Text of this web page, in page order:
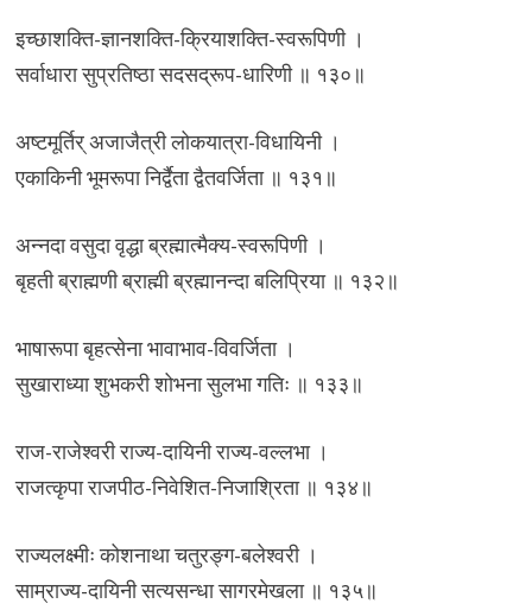
इच्छाशक्ति-ज्ञानशक्ति-क्रियाशक्ति-स्वरूपिणी ।
सर्वाधारा सुप्रतिष्ठा सदसद्रूप-धारिणी ॥ १३०॥
अष्टमूर्तिर् अजाजैत्री लोकयात्रा-विधायिनी ।
एकाकिनी भूमरूपा निर्द्वैता द्वैतवर्जिता ॥ १३१॥
अन्नदा वसुदा वृद्धा ब्रह्मात्मैक्य-स्वरूपिणी ।
बृहती ब्राह्मणी ब्राह्मी ब्रह्मानन्दा बलिप्रिया ॥ १३२॥
भाषारूपा बृहत्सेना भावाभाव-विवर्जिता ।
सुखाराध्या शुभकरी शोभना सुलभा गतिः ॥ १३३॥
राज-राजेश्वरी राज्य-दायिनी राज्य-वल्लभा ।
राजत्कृपा राजपीठ-निवेशित-निजाश्रिता ॥ १३४॥
राज्यलक्ष्मीः कोशनाथा चतुरङ्ग-बलेश्वरी ।
साम्राज्य-दायिनी सत्यसन्धा सागरमेखला ॥ १३५॥